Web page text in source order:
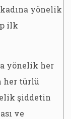
yönelik
ilk
yönelik her
her türlü
şiddetin
ve